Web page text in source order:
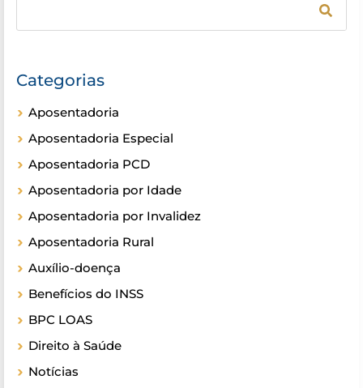
Categorias
Aposentadoria
Aposentadoria Especial
Aposentadoria PCD
Aposentadoria por Idade
Aposentadoria por Invalidez
Aposentadoria Rural
Auxílio-doença
Benefícios do INSS
BPC LOAS
Direito à Saúde
Notícias